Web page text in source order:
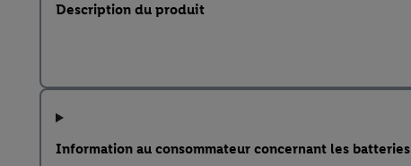
Description du produit
Information au consommateur concernant les batteries